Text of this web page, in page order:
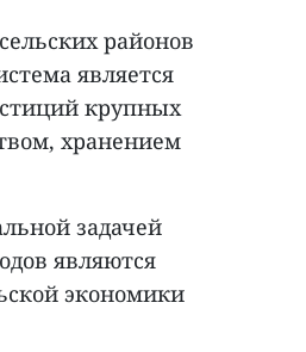
районов
является
крупных
хранением
задачей
являются
экономики